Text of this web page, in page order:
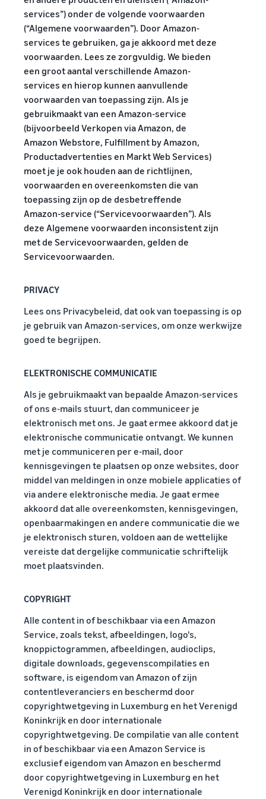
Brand Registry
Lanceer je merk met
Beloningen voor
nieuwe
verkooppartners
Profiteer van meer
dan €47.250 aan
incentives door
gebruik te maken
van de diensten in
Verkopers Gids
Prime Badge rechtstreeks
vanuit jouw eigen magazijn
Easy Ship
Een snelle, betaalbare en
eenvoudige bezorgservice
voor Amazon-verkopers.
Lagere
fulfillment-
kosten voor
je
laaggeprijsde
producten
komende producten
€20 of minder.
Ontdek door Amazon
goedgekeurde
softwarepartners om je
activiteiten te
automatiseren en beheren
Toolkit voor uitbreiding
naar Europese Amazon
stores
Ontdek alle beschikbare
Europese Amazon
marketplaces en hoe u kunt
groeien met Amazon
Fulfillment-programma's
klanten
over de
hele
wereld
Begin met
de
Europa,
Azië-Pacific,
het Midden-
Oosten en
Afrika.
Bereken kosten voor een
product, vergelijk
verzendmethoden
voor Succes
Kleding online verkopen
Kleding verkopen op
Amazon
services”) onder de volgende voorwaarden
(“Algemene voorwaarden”). Door Amazon-
services te gebruiken, ga je akkoord met deze
voorwaarden. Lees ze zorgvuldig. We bieden
een groot aantal verschillende Amazon-
services en hierop kunnen aanvullende
voorwaarden van toepassing zijn. Als je
gebruikmaakt van een Amazon-service
(bijvoorbeeld Verkopen via Amazon, de
Amazon Webstore, Fulfillment by Amazon,
Productadvertenties en Markt Web Services)
moet je je ook houden aan de richtlijnen,
voorwaarden en overeenkomsten die van
toepassing zijn op de desbetreffende
Amazon-service (“Servicevoorwaarden”). Als
deze Algemene voorwaarden inconsistent zijn
met de Servicevoorwaarden, gelden de
Servicevoorwaarden.
PRIVACY
Lees ons Privacybeleid, dat ook van toepassing is op
je gebruik van Amazon-services, om onze werkwijze
goed te begrijpen.
ELEKTRONISCHE COMMUNICATIE
Als je gebruikmaakt van bepaalde Amazon-services
of ons e-mails stuurt, dan communiceer je
elektronisch met ons. Je gaat ermee akkoord dat je
elektronische communicatie ontvangt. We kunnen
met je communiceren per e-mail, door
kennisgevingen te plaatsen op onze websites, door
middel van meldingen in onze mobiele applicaties of
via andere elektronische media. Je gaat ermee
akkoord dat alle overeenkomsten, kennisgevingen,
openbaarmakingen en andere communicatie die we
je elektronisch sturen, voldoen aan de wettelijke
vereiste dat dergelijke communicatie schriftelijk
moet plaatsvinden.
COPYRIGHT
Alle content in of beschikbaar via een Amazon
Service, zoals tekst, afbeeldingen, logo's,
knoppictogrammen, afbeeldingen, audioclips,
digitale downloads, gegevenscompilaties en
software, is eigendom van Amazon of zijn
contentleveranciers en beschermd door
copyrightwetgeving in Luxemburg en het Verenigd
Koninkrijk en door internationale
copyrightwetgeving. De compilatie van alle content
in of beschikbaar via een Amazon Service is
exclusief eigendom van Amazon en beschermd
door copyrightwetgeving in Luxemburg en het
Verenigd Koninkrijk en door internationale